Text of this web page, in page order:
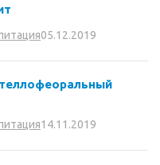
05.12.2019
14.11.2019